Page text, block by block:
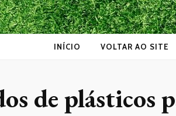
INÍCIO VOLTAR AO SITE
de plásticos